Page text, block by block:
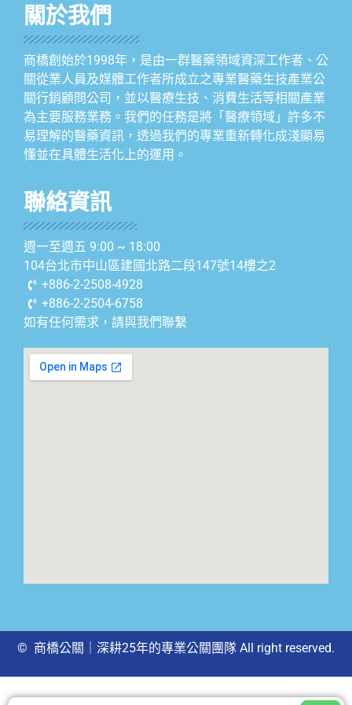
關於我們
商橋創始於1998年，是由一群醫藥領域資深工作者、公
關從業人員及媒體工作者所成立之專業醫藥生技產業公
關行銷顧問公司，並以醫療生技、消費生活等相關產業
為主要服務業務。我們的任務是將「醫療領域」許多不
易理解的醫藥資訊，透過我們的專業重新轉化成淺顯易
懂並在具體生活化上的運用。
聯絡資訊
週一至週五 9:00 ~ 18:00
104台北市中山區建國北路二段147號14樓之2
+886-2-2508-4928
+886-2-2504-6758
如有任何需求，請與我們聯繫
© 商橋公關｜深耕25年的專業公關團隊 All right reserved.